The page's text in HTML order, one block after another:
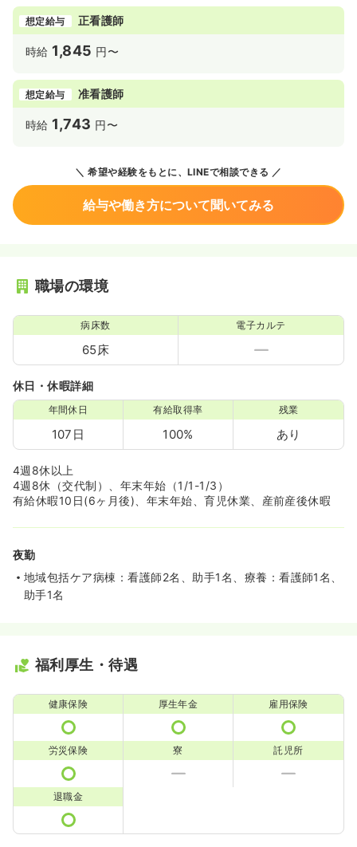
想定給与 正看護師
時給 1,845 円〜
想定給与 准看護師
時給 1,743 円〜
希望や経験をもとに、LINEで相談できる
給与や働き方について聞いてみる
職場の環境
病床数
65床
電子カルテ
休日・休暇詳細
年間休日
107日
有給取得率
100%
残業
あり
4週8休以上
4週8休（交代制）、年末年始（1/1-1/3）
有給休暇10日(6ヶ月後)、年末年始、育児休業、産前産後休暇
夜勤
地域包括ケア病棟：看護師2名、助手1名、療養：看護師1名、
助手1名
福利厚生・待遇
健康保険 厚生年金 雇用保険
労災保険 寮 託児所
退職金